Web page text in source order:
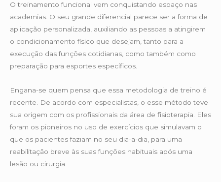
O treinamento funcional vem conquistando espaço nas
academias. O seu grande diferencial parece ser a forma de
aplicação personalizada, auxiliando as pessoas a atingirem
o condicionamento físico que desejam, tanto para a
execução das funções cotidianas, como também como
preparação para esportes específicos.
Engana-se quem pensa que essa metodologia de treino é
recente. De acordo com especialistas, o esse método teve
sua origem com os profissionais da área de fisioterapia. Eles
foram os pioneiros no uso de exercícios que simulavam o
que os pacientes faziam no seu dia-a-dia, para uma
reabilitação breve às suas funções habituais após uma
lesão ou cirurgia.